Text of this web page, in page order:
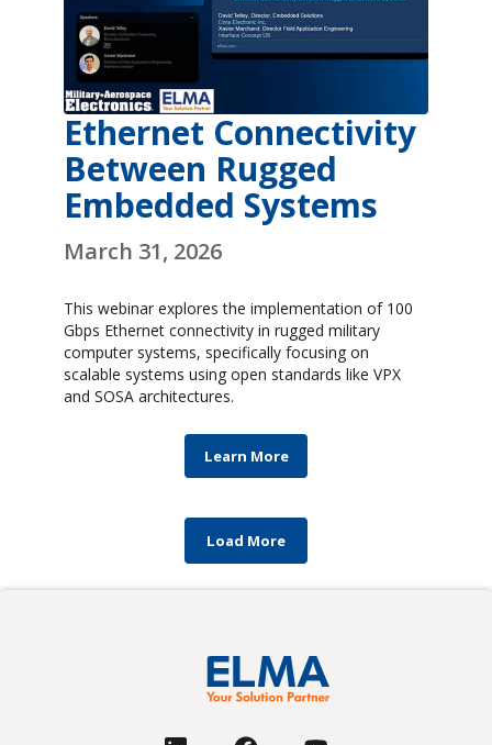
Ethernet Connectivity
Between Rugged
Embedded Systems
March 31, 2026
This webinar explores the implementation of 100
Gbps Ethernet connectivity in rugged military
computer systems, specifically focusing on
scalable systems using open standards like VPX
and SOSA architectures.
Learn More
Load More